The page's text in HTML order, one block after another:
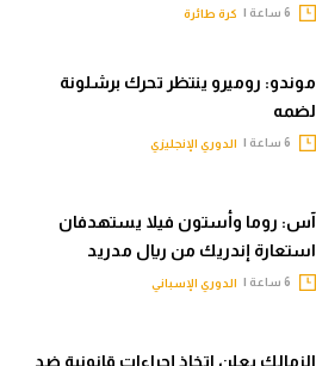
كرة طائرة
موندو: روميرو ينتظر تحرك برشلونة
لضمه
الدوري الإنجليزي
آس: روما وأستون فيلا يستهدفان
استعارة إندريك من ريال مدريد
الدوري الإسباني
الزمالك يعلن اتخاذ إجراءات قانونية ضد